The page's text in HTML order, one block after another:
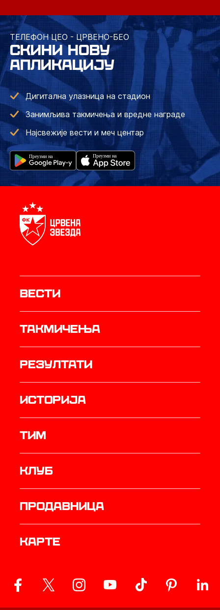
ТЕЛЕФОН ЦЕО - ЦРВЕНО-БЕО
СКИНИ НОВУ
АПЛИКАЦИЈУ
Дигитална улазница на стадион
Занимљива такмичења и вредне награде
Најсвежије вести и меч центар
Вести
Такмичења
резултати
историја
ТИМ
Клуб
продавница
Карте